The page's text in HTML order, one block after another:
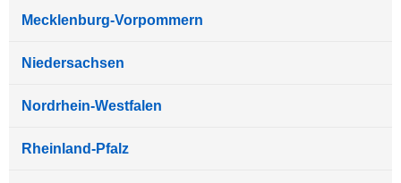
Mecklenburg-Vorpommern
Niedersachsen
Nordrhein-Westfalen
Rheinland-Pfalz